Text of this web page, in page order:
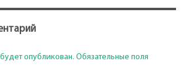
опубликован. Обязательные поля